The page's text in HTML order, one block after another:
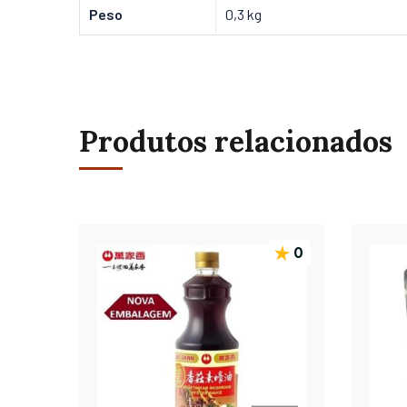
Peso 0,3 kg
Produtos relacionados
0